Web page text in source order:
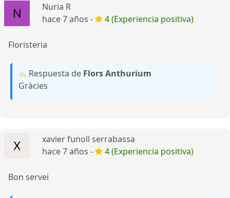
Nuria R
hace 7 años -
4 (Experiencia positiva)
Floristeria
Respuesta de Flors Anthurium
Gràcies
xavier funoll serrabassa
hace 7 años -
4 (Experiencia positiva)
Bon servei